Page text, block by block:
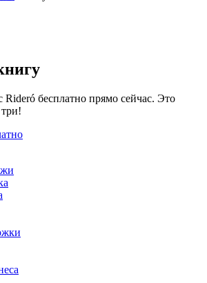
бесплатно прямо сейчас. Это